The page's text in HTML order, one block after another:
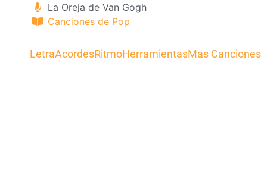
La Oreja de Van Gogh
Canciones de Pop
LetraAcordesRitmoHerramientasMas Canciones